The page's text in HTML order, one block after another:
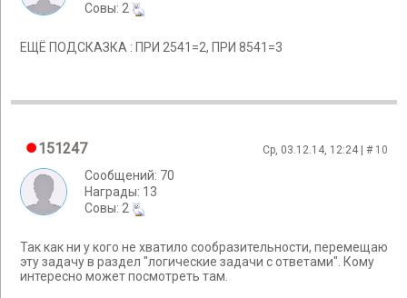
Cовы: 2
ЕЩЁ ПОДСКАЗКА : ПРИ 2541=2, ПРИ 8541=3
151247 Ср, 03.12.14, 12:24 | # 10
Сообщений: 70
Награды: 13
Cовы: 2
Так как ни у кого не хватило сообразительности, перемещаю
эту задачу в раздел "логические задачи с ответами". Кому
интересно может посмотреть там.